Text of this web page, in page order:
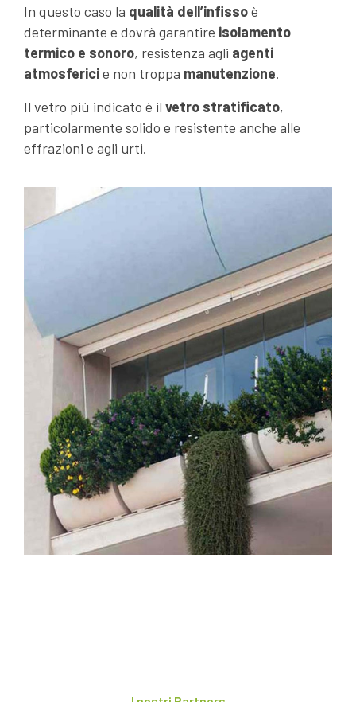
In questo caso la qualità dell’infissoè
determinante e dovrà garantire isolamento
termico e sonoro, resistenza agli agenti
atmosfericie non troppa manutenzione.
Il vetro più indicato è il vetro stratificato,
particolarmente solido e resistente anche alle
effrazioni e agli urti.